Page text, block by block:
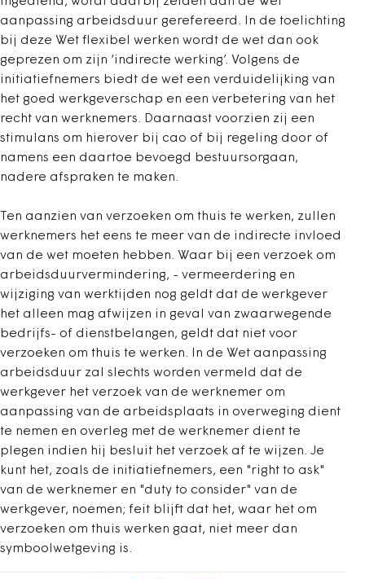
aanpassing arbeidsduur gerefereerd. In de toelichting
bij deze Wet flexibel werken wordt de wet dan ook
geprezen om zijn ‘indirecte werking’. Volgens de
initiatiefnemers biedt de wet een verduidelijking van
het goed werkgeverschap en een verbetering van het
recht van werknemers. Daarnaast voorzien zij een
stimulans om hierover bij cao of bij regeling door of
namens een daartoe bevoegd bestuursorgaan,
nadere afspraken te maken.
Ten aanzien van verzoeken om thuis te werken, zullen
werknemers het eens te meer van de indirecte invloed
van de wet moeten hebben. Waar bij een verzoek om
arbeidsduurvermindering, - vermeerdering en
wijziging van werktijden nog geldt dat de werkgever
het alleen mag afwijzen in geval van zwaarwegende
bedrijfs- of dienstbelangen, geldt dat niet voor
verzoeken om thuis te werken. In de Wet aanpassing
arbeidsduur zal slechts worden vermeld dat de
werkgever het verzoek van de werknemer om
aanpassing van de arbeidsplaats in overweging dient
te nemen en overleg met de werknemer dient te
plegen indien hij besluit het verzoek af te wijzen. Je
kunt het, zoals de initiatiefnemers, een "right to ask"
van de werknemer en "duty to consider" van de
werkgever, noemen; feit blijft dat het, waar het om
verzoeken om thuis werken gaat, niet meer dan
symboolwetgeving is.